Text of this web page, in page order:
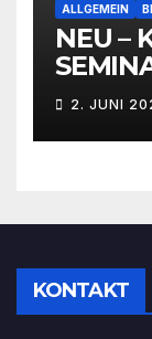
ALLGEMEIN
NEU –
2. JUNI
KONTAKT